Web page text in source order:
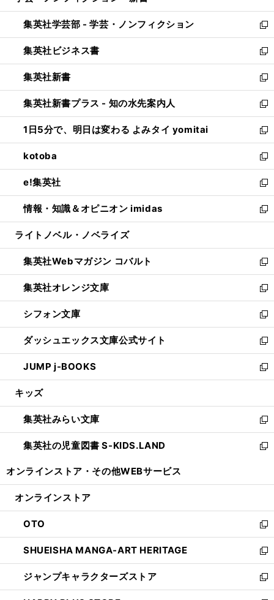
開
く
ウ
で
開
く
ン
ド
ウ
で
開
く
ウ
ィ
ン
ド
ウ
で
開
く
集英社学芸部 - 学芸・ノンフィクション
新
し
い
ウ
ィ
ン
ド
ウ
で
開
く
集英社ビジネス書
新
し
い
ウ
ィ
ン
ド
ウ
で
開
く
集英社新書
新
し
い
ウ
ィ
ン
ド
ウ
で
開
く
集英社新書プラス - 知の水先案内人
新
し
い
ウ
ィ
ン
ド
ウ
で
開
1日5分で、明日は変わる よみタイ yomitai
新
し
い
ウ
ィ
ン
ド
ウ
開
く
kotoba
新
し
い
ウ
ィ
ン
ウ
で
開
く
e!集英社
新
し
い
ウ
ン
ド
ウ
で
開
く
情報・知識＆オピニオン imidas
新
し
ウ
ィ
ン
ド
ウ
で
開
く
ライトノベル・ノベライズ
集英社Webマガジン コバルト
新
し
い
ウ
ィ
ン
ド
ウ
で
開
集英社オレンジ文庫
新
し
い
ウ
ィ
ン
ド
ウ
開
く
シフォン文庫
新
し
い
ウ
ィ
ン
ウ
で
開
く
ダッシュエックス文庫公式サイト
新
し
い
ウ
ン
ド
ウ
で
JUMP j-BOOKS
新
し
ウ
ィ
ン
ド
開
キッズ
集英社みらい文庫
新
し
い
ン
ウ
で
開
く
集英社の児童図書 S-KIDS.LAND
新
ウ
ン
ド
ウ
で
開
く
オンラインストア・ その他WEBサービス
オンラインストア
OTO
新
し
い
ウ
ィ
ン
SHUEISHA MANGA-ART HERITAGE
新
し
い
ウ
ジャンプキャラクターズストア
新
し